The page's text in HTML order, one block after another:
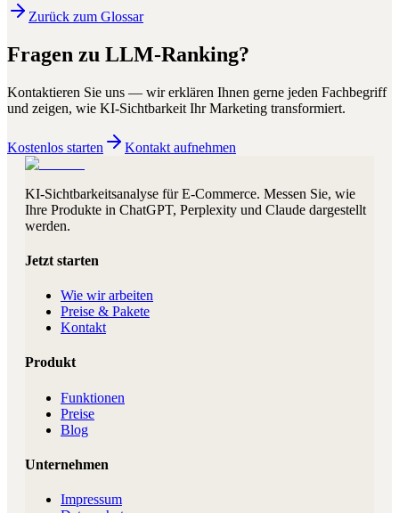
Zurück zum Glossar
Fragen zu LLM-Ranking?
Kontaktieren Sie uns — wir erklären Ihnen gerne jeden Fachbegriff
und zeigen, wie KI-Sichtbarkeit Ihr Marketing transformiert.
Kostenlos starten Kontakt aufnehmen
KI-Sichtbarkeitsanalyse für E-Commerce. Messen Sie, wie
Ihre Produkte in ChatGPT, Perplexity und Claude dargestellt
werden.
Jetzt starten
Wie wir arbeiten
Preise & Pakete
Kontakt
Produkt
Funktionen
Preise
Blog
Unternehmen
Impressum